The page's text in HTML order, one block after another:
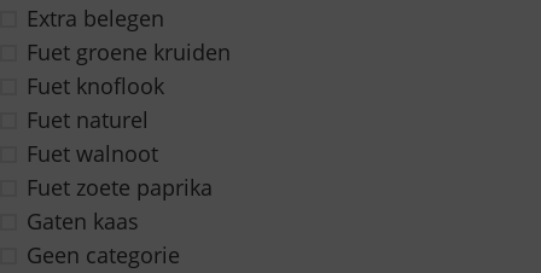
Extra belegen
Fuet groene kruiden
Fuet knoflook
Fuet naturel
Fuet walnoot
Fuet zoete paprika
Gaten kaas
Geen categorie